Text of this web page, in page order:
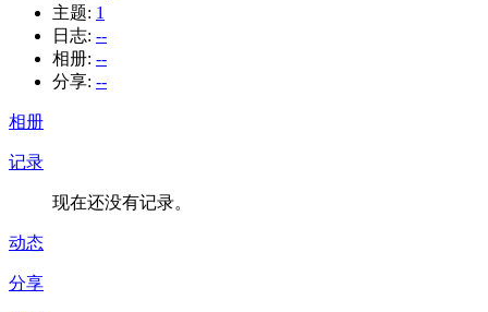
主题: 1
日志: --
相册: --
分享: --
相册
记录
现在还没有记录。
动态
分享